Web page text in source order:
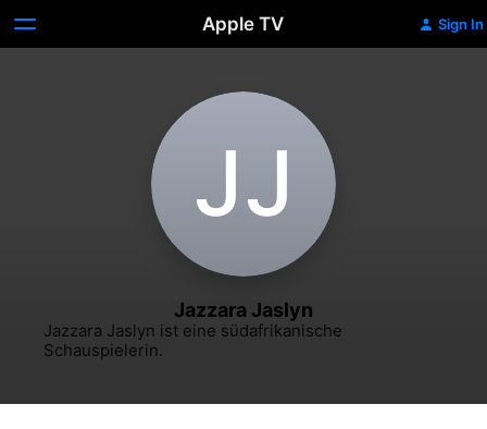
Apple TV Sign In
J‌J
Jazzara Jaslyn
Jazzara Jaslyn ist eine südafrikanische
Schauspielerin.